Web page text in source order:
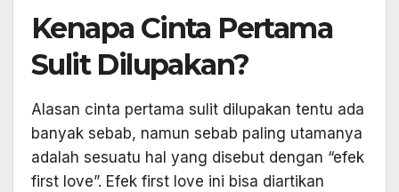
Kenapa Cinta Pertama
Sulit Dilupakan?
Alasan cinta pertama sulit dilupakan tentu ada
banyak sebab, namun sebab paling utamanya
adalah sesuatu hal yang disebut dengan “efek
first love”. Efek first love ini bisa diartikan